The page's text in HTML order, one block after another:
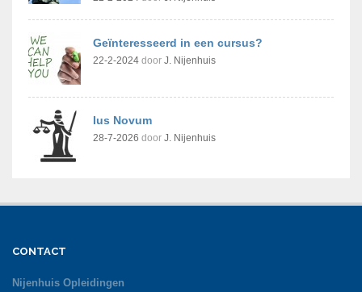
Geïnteresseerd in een cursus?
22-2-2024 door J. Nijenhuis
Ius Novum
28-7-2026 door J. Nijenhuis
CONTACT
Nijenhuis Opleidingen